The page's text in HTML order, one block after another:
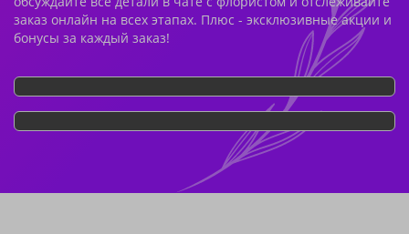
заказ онлайн на всех этапах. Плюс - эксклюзивные акции и
бонусы за каждый заказ!